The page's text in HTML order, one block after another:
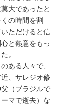
大であったと
の時間を割
ただけると信
と熱意をもっ
。
ある人々で、
、サレジオ修
（ブラジルで
マで逝去）な